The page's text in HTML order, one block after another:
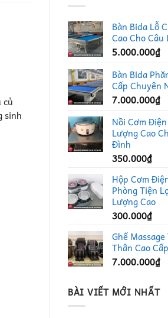
Bàn Bida Lỗ
Cao Cho Câu
5.000.000₫
Bàn Bida
Cấp Chuyên
7.000.000₫
Nồi Cơm
Lượng Cao
Đình
350.000₫
Hộp Cơm
Phòng Tiện
Lượng Cao
300.000₫
Ghế Massage
Thân Cao
7.000.000₫
BÀI VIẾT MỚI NHẤT
củ
sinh